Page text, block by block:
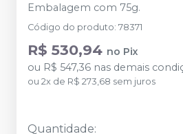
Embalagem com 75g.
Código do produto: 78371
R$ 530,94 no Pix
ou R$ 547,36 nas demais
ou 2x de R$ 273,68 sem juros
Quantidade: